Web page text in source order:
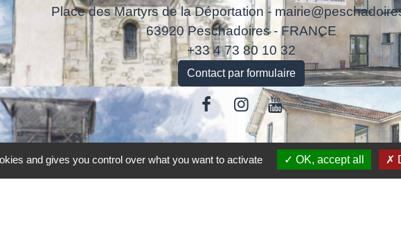
Place des Martyrs de la Déportation -
63920 Peschadoires - FRANCE
+33 4 73 80 10 32
Contact par formulaire
Liens
and gives you control over what you want to activate OK, accept all